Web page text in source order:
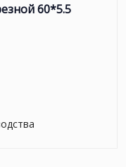
60*5.5